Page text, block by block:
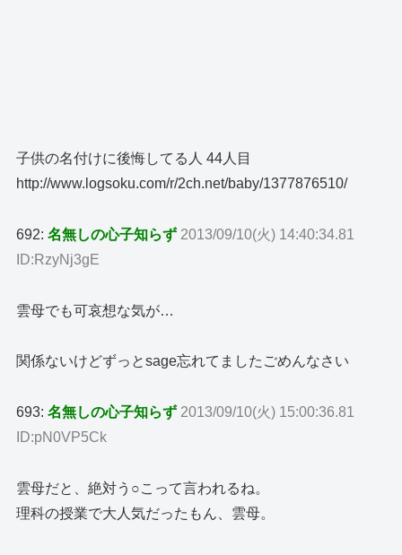
子供の名付けに後悔してる人 44人目
http://www.logsoku.com/r/2ch.net/baby/1377876510/
692:名無しの心子知らず 2013/09/10(火) 14:40:34.81
ID:RzyNj3gE
雲母でも可哀想な気が…
関係ないけどずっとsage忘れてましたごめんなさい
693:名無しの心子知らず 2013/09/10(火) 15:00:36.81
ID:pN0VP5Ck
雲母だと、絶対う○こって言われるね。
理科の授業で大人気だったもん、雲母。